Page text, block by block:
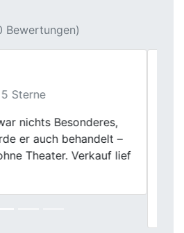
Bewertungen)
/ 5 Sterne
in Witten ist meine
Autoankauf. Die
Bewertung meines alten
freundliche Abwicklung